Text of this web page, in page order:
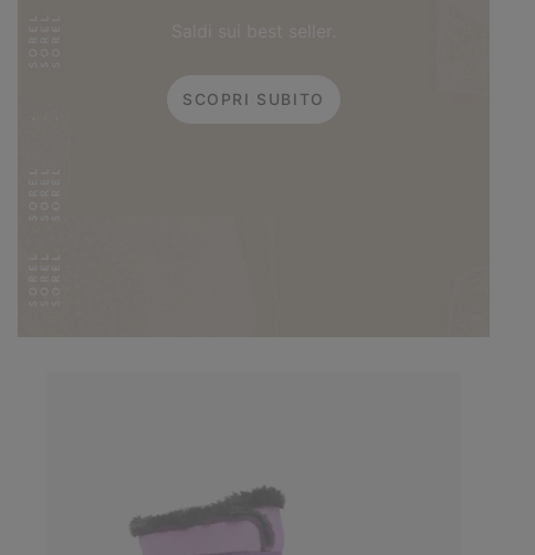
SCOPRI SUBITO